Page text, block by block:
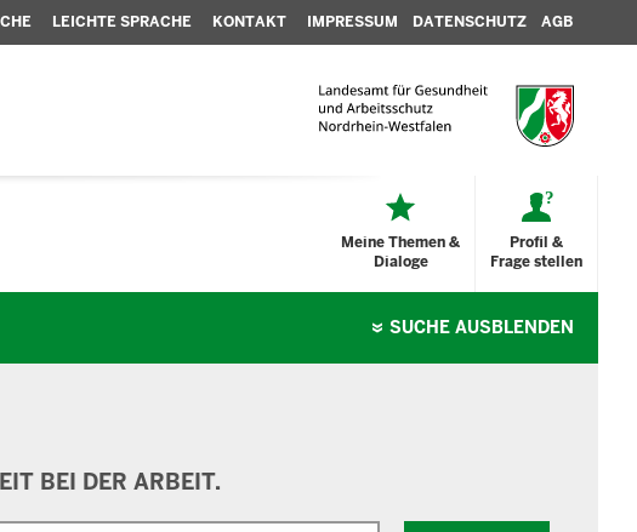
LEICHTE SPRACHE KONTAKT IMPRESSUM DATENSCHUTZ AGB
Profil &
Frage stellen
Meine Themen &
Dialoge
SUCHE AUSBLENDEN
BEI DER ARBEIT.